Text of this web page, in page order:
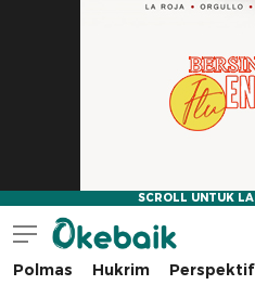
Okebaik.id
Baiknya Dibaca
Polmas Hukrim Perspektif